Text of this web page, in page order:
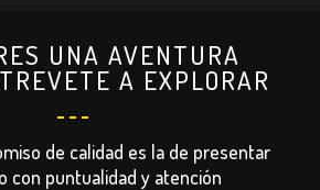
UNA AVENTURA
A EXPLORAR
de calidad es la de presentar
con puntualidad y atención